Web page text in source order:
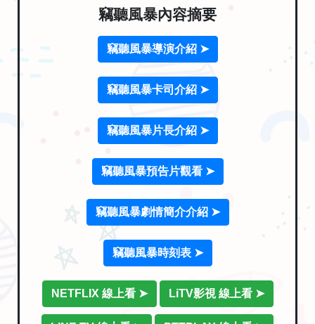
竊聽風暴內容摘要
竊聽風暴導演介紹 ➤
竊聽風暴卡司介紹 ➤
竊聽風暴片長介紹 ➤
竊聽風暴預告片觀看 ➤
竊聽風暴劇情簡介介紹 ➤
竊聽風暴時刻表 ➤
NETFLIX 線上看 ➤ LiTV影視 線上看 ➤